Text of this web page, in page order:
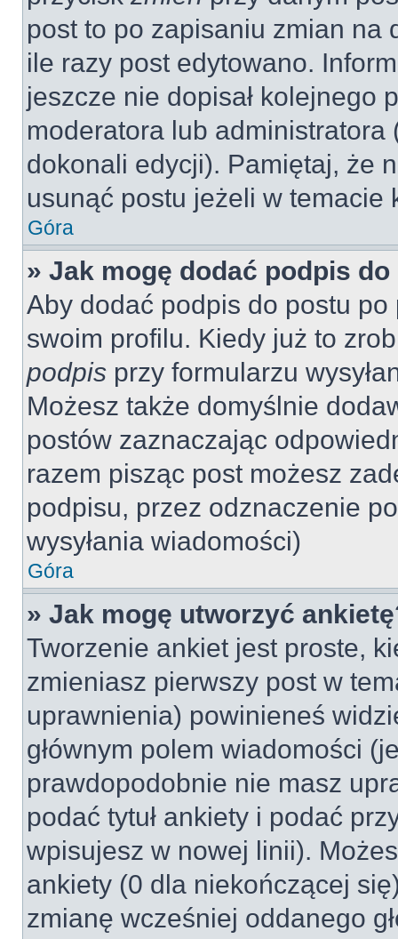
post to po zapisaniu zmian na
ile razy post edytowano.
jeszcze nie dopisał kolejnego
moderatora lub
dokonali edycji). Pamiętaj, że
usunąć postu jeżeli w temacie
Góra
» Jak mogę dodać podpis
Aby dodać podpis do postu
swoim profilu. Kiedy już to
podpis przy formularzu
Możesz także domyślnie
postów zaznaczając
razem pisząc post możesz
podpisu, przez odznaczenie
wysyłania wiadomości)
Góra
» Jak mogę utworzyć
Tworzenie ankiet jest proste,
zmieniasz pierwszy post w
uprawnienia) powinieneś
głównym polem wiadomości
prawdopodobnie nie masz
podać tytuł ankiety i podać
wpisujesz w nowej linii).
ankiety (0 dla niekończącej
zmianę wcześniej oddanego